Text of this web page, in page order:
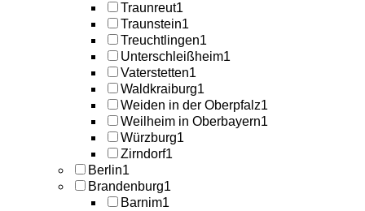
Traunreut1
Traunstein1
Treuchtlingen1
Unterschleißheim1
Vaterstetten1
Waldkraiburg1
Weiden in der Oberpfalz1
Weilheim in Oberbayern1
Würzburg1
Zirndorf1
Berlin1
Brandenburg1
Barnim1